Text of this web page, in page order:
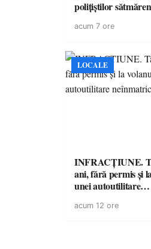
polițiștilor
acum 7 ore
LOCALE
INFRACȚIUNE.
ani, fără permis și
unei autoutilitare
acum 12 ore